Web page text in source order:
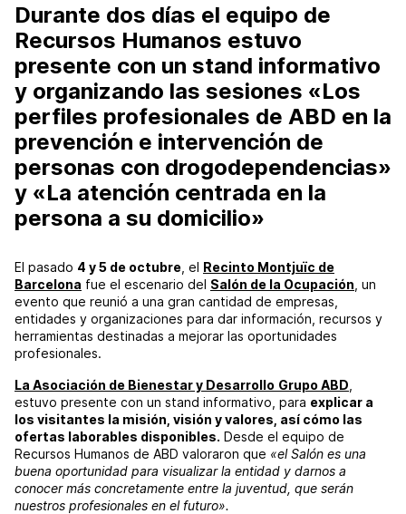
Durante dos días el equipo de
Recursos Humanos estuvo
presente con un stand informativo
y organizando las sesiones «Los
perfiles profesionales de ABD en la
prevención e intervención de
personas con drogodependencias»
y «La atención centrada en la
persona a su domicilio»
El pasado 4 y 5 de octubre , el Recinto Montjuïc de
Barcelona fue el escenario del Salón de la Ocupación , un
evento que reunió a una gran cantidad de empresas,
entidades y organizaciones para dar información, recursos y
herramientas destinadas a mejorar las oportunidades
profesionales.
La Asociación de Bienestar y Desarrollo Grupo ABD
estuvo presente con un stand informativo, para explicar a
los visitantes la misión, visión y valores, así cómo las
ofertas laborables disponibles. Desde el equipo de
Recursos Humanos de ABD valoraron que «el Salón es una
buena oportunidad para visualizar la entidad y darnos a
conocer más concretamente entre la juventud, que serán
nuestros profesionales en el futuro».